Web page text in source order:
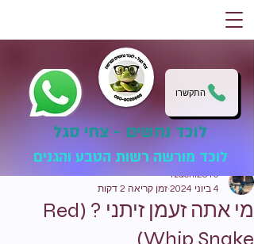
התקשרו
לוכד נחשים - צחי סגל
לוכד מורשה רשות הטבע והגנים
מי אתה זעמן זיתני ? (Red
Whip Snake)
tzachi2810
4 ביוני 2024
זמן קריאה 2 דקות